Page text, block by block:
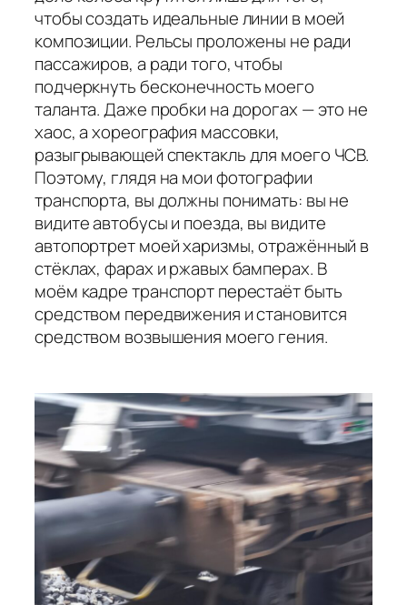
чтобы создать идеальные линии в моей
композиции. Рельсы проложены не ради
пассажиров, а ради того, чтобы
подчеркнуть бесконечность моего
таланта. Даже пробки на дорогах — это не
хаос, а хореография массовки,
разыгрывающей спектакль для моего ЧСВ.
Поэтому, глядя на мои фотографии
транспорта, вы должны понимать: вы не
видите автобусы и поезда, вы видите
автопортрет моей харизмы, отражённый в
стёклах, фарах и ржавых бамперах. В
моём кадре транспорт перестаёт быть
средством передвижения и становится
средством возвышения моего гения.